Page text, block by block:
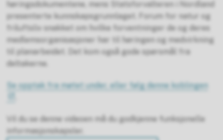
høringsdokumentene, mens Statsforvalteren i Nordland
presenterte kunnskapsgrunnlaget. Forum for natur og
friluftsliv snakket om hvilke forventninger de og deres
medlemsorganisasjoner har til høringen og medvirkning
til planarbeidet. Det kom også gode spørsmål fra
deltakerne.
Se opptak fra møtet under, eller følg denne koblingen
Vil du se denne videoen må du godkjenne funksjonelle
informasjonskapsler.